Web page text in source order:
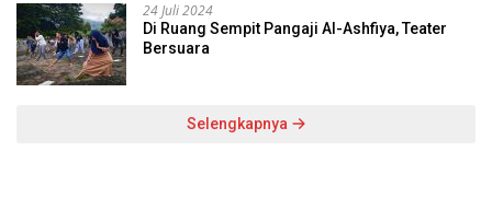
24 Juli 2024
Di Ruang Sempit Pangaji Al-Ashfiya, Teater
Bersuara
Selengkapnya